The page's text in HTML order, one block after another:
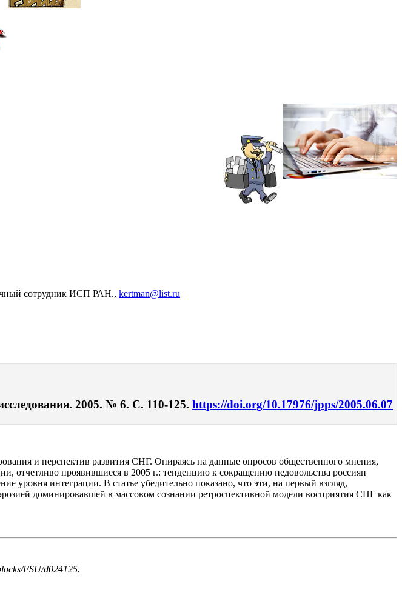
сотрудник ИСП РАН., kertman@list.ru
2005. № 6. С. 110-125. https://doi.org/10.17976/jpps/2005.06.07
и перспектив развития СНГ. Опираясь на данные опросов общественного мнения,
отчетливо проявившиеся в 2005 г.: тенденцию к сокращению недовольства россиян
интеграции. В статье убедительно показано, что эти, на первый взгляд,
доминировавшей в массовом сознании ретроспективной модели восприятия СНГ как
FSU/d024125.